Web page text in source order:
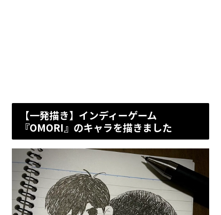
【一発描き】インディーゲーム
『OMORI』のキャラを描きました